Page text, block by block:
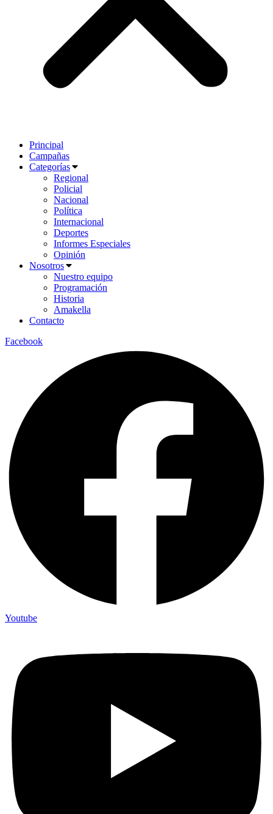
Principal
Campañas
Categorías
Regional
Policial
Nacional
Política
Internacional
Deportes
Informes Especiales
Opinión
Nosotros
Nuestro equipo
Programación
Historia
Amakella
Contacto
Facebook
Youtube